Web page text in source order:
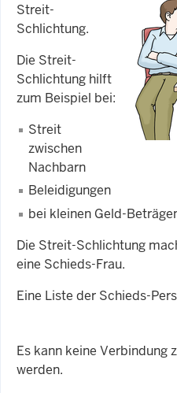
Streit-
Schlichtung.
Die Streit-
Schlichtung hilft
zum Beispiel bei:
Streit
zwischen
Nachbarn
Beleidigungen
bei kleinen Geld-
Die Streit-Schlichtung
eine Schieds-Frau.
Eine Liste der Schieds-
Es kann keine Verbindung
werden.